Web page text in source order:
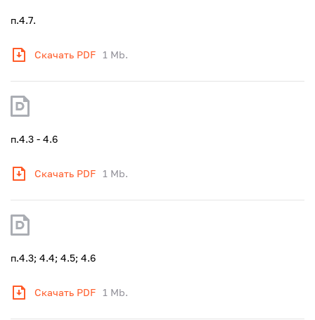
п.4.7.
Скачать PDF 1 Mb.
п.4.3 - 4.6
Скачать PDF 1 Mb.
п.4.3; 4.4; 4.5; 4.6
Скачать PDF 1 Mb.